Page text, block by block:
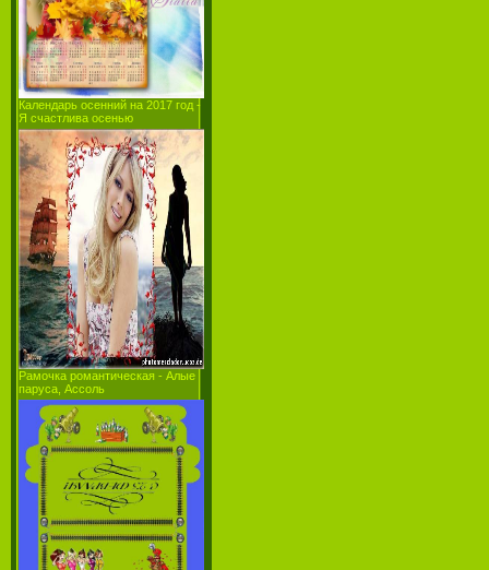
Календарь осенний на 2017 год -
Я счастлива осенью
Рамочка романтическая - Алые
паруса, Ассоль